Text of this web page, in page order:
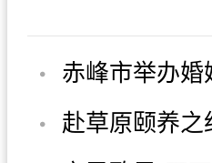
赤峰市举办
题培训班
赴草原颐养